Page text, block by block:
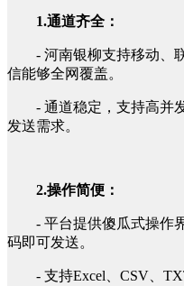
1.通道齐全：
- 河南银柳支持移动、
信能够全网覆盖。
- 通道稳定，支持高并
发送需求。
2.操作简便：
- 平台提供傻瓜式操作
码即可发送。
- 支持Excel、CSV、